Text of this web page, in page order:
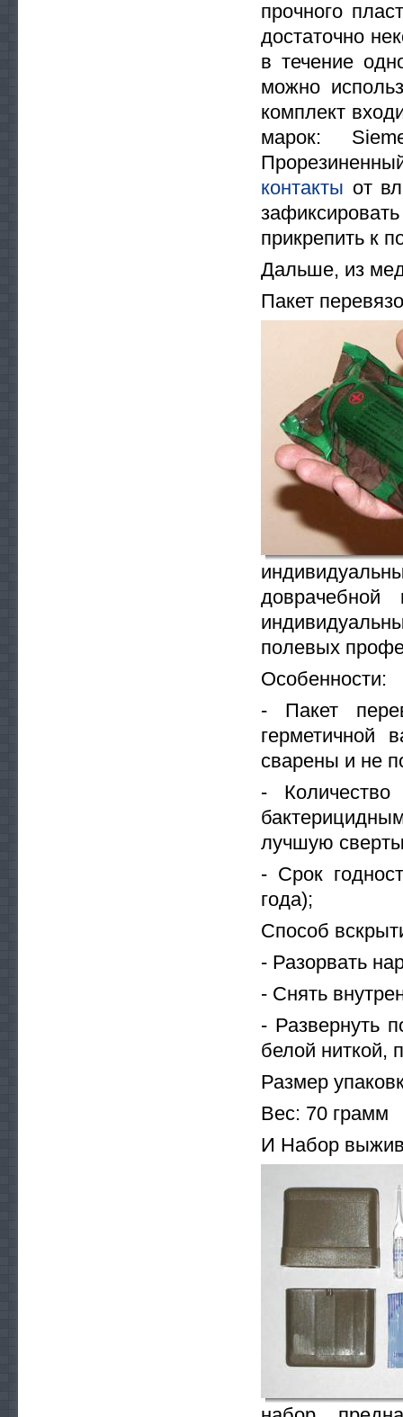
прочного
достаточно
в течение
можно
комплект
марок:
контакты от
прикрепить к
Дальше, из
Пакет
доврачебной
полевых
Особенности:
- Пакет
герметичной
сварены и не
-
лучшую
- Срок
года);
Способ
- Разорвать
- Снять
- Развернуть
белой ниткой,
Размер
Вес: 70 грамм
И Набор